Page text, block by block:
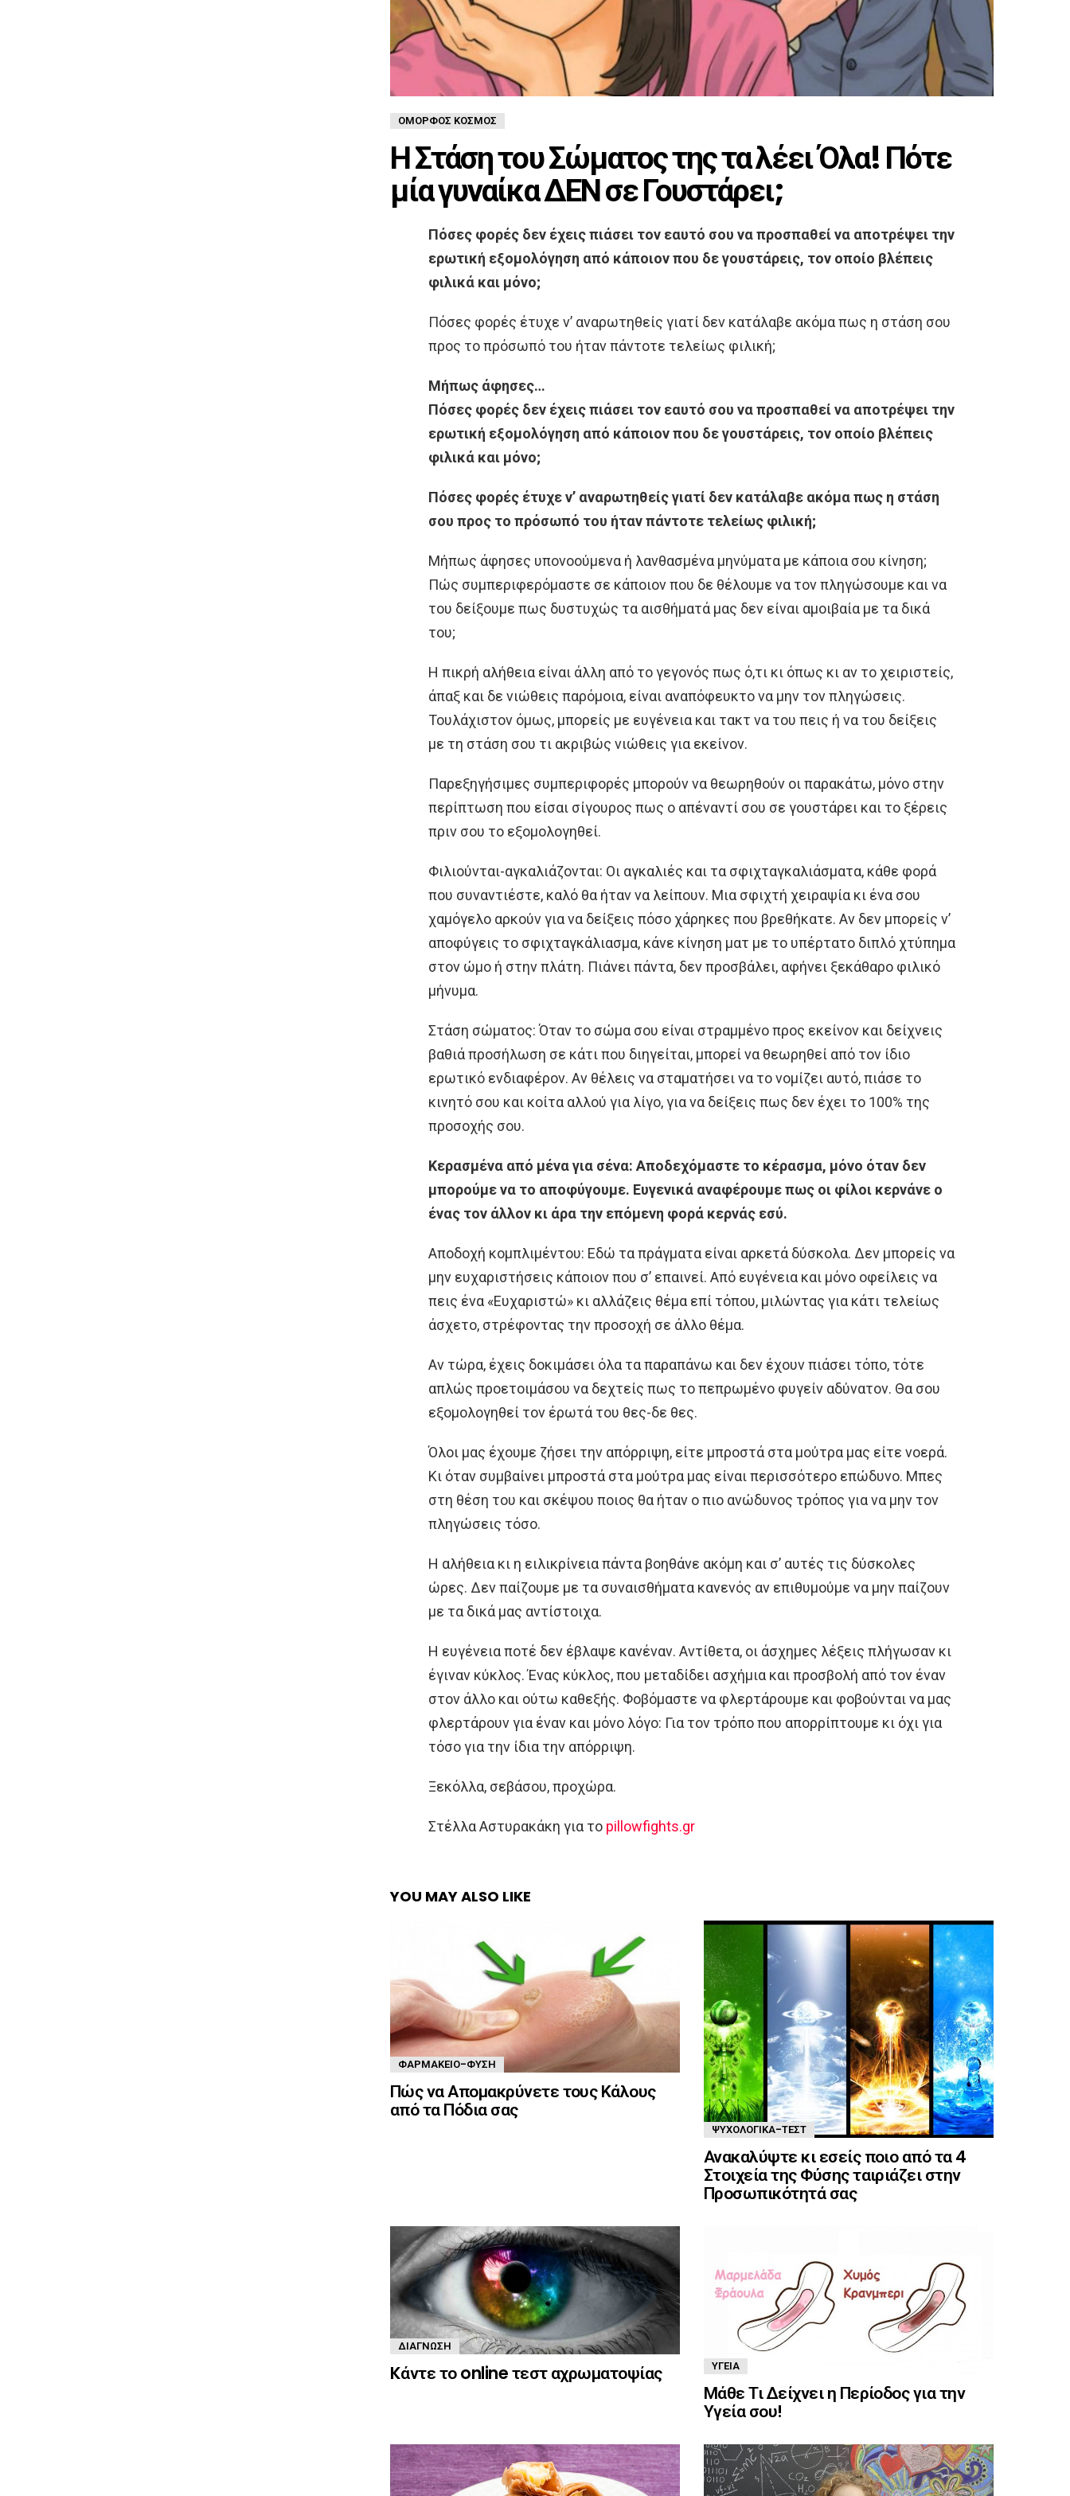
ΌΜΟΡΦΟΣ ΚΌΣΜΟΣ
Η Στάση του Σώματος της τα λέει Όλα! Πότε
μία γυναίκα ΔΕΝ σε Γουστάρει;
Πόσες φορές δεν έχεις πιάσει τον εαυτό σου να προσπαθεί να αποτρέψει την
ερωτική εξομολόγηση από κάποιον που δε γουστάρεις, τον οποίο βλέπεις
φιλικά και μόνο;
Πόσες φορές έτυχε ν’ αναρωτηθείς γιατί δεν κατάλαβε ακόμα πως η στάση σου
προς το πρόσωπό του ήταν πάντοτε τελείως φιλική;
Μήπως άφησες…
Πόσες φορές δεν έχεις πιάσει τον εαυτό σου να προσπαθεί να αποτρέψει την
ερωτική εξομολόγηση από κάποιον που δε γουστάρεις, τον οποίο βλέπεις
φιλικά και μόνο;
Πόσες φορές έτυχε ν’ αναρωτηθείς γιατί δεν κατάλαβε ακόμα πως η στάση
σου προς το πρόσωπό του ήταν πάντοτε τελείως φιλική;
Μήπως άφησες υπονοούμενα ή λανθασμένα μηνύματα με κάποια σου κίνηση;
Πώς συμπεριφερόμαστε σε κάποιον που δε θέλουμε να τον πληγώσουμε και να
του δείξουμε πως δυστυχώς τα αισθήματά μας δεν είναι αμοιβαία με τα δικά
του;
Η πικρή αλήθεια είναι άλλη από το γεγονός πως ό,τι κι όπως κι αν το χειριστείς,
άπαξ και δε νιώθεις παρόμοια, είναι αναπόφευκτο να μην τον πληγώσεις.
Τουλάχιστον όμως, μπορείς με ευγένεια και τακτ να του πεις ή να του δείξεις
με τη στάση σου τι ακριβώς νιώθεις για εκείνον.
Παρεξηγήσιμες συμπεριφορές μπορούν να θεωρηθούν οι παρακάτω, μόνο στην
περίπτωση που είσαι σίγουρος πως ο απέναντί σου σε γουστάρει και το ξέρεις
πριν σου το εξομολογηθεί.
Φιλιούνται-αγκαλιάζονται: Οι αγκαλιές και τα σφιχταγκαλιάσματα, κάθε φορά
που συναντιέστε, καλό θα ήταν να λείπουν. Μια σφιχτή χειραψία κι ένα σου
χαμόγελο αρκούν για να δείξεις πόσο χάρηκες που βρεθήκατε. Αν δεν μπορείς ν’
αποφύγεις το σφιχταγκάλιασμα, κάνε κίνηση ματ με το υπέρτατο διπλό χτύπημα
στον ώμο ή στην πλάτη. Πιάνει πάντα, δεν προσβάλει, αφήνει ξεκάθαρο φιλικό
μήνυμα.
Στάση σώματος: Όταν το σώμα σου είναι στραμμένο προς εκείνον και δείχνεις
βαθιά προσήλωση σε κάτι που διηγείται, μπορεί να θεωρηθεί από τον ίδιο
ερωτικό ενδιαφέρον. Αν θέλεις να σταματήσει να το νομίζει αυτό, πιάσε το
κινητό σου και κοίτα αλλού για λίγο, για να δείξεις πως δεν έχει το 100% της
προσοχής σου.
Κερασμένα από μένα για σένα: Αποδεχόμαστε το κέρασμα, μόνο όταν δεν
μπορούμε να το αποφύγουμε. Ευγενικά αναφέρουμε πως οι φίλοι κερνάνε ο
ένας τον άλλον κι άρα την επόμενη φορά κερνάς εσύ.
Αποδοχή κομπλιμέντου: Εδώ τα πράγματα είναι αρκετά δύσκολα. Δεν μπορείς να
μην ευχαριστήσεις κάποιον που σ’ επαινεί. Από ευγένεια και μόνο οφείλεις να
πεις ένα «Ευχαριστώ» κι αλλάζεις θέμα επί τόπου, μιλώντας για κάτι τελείως
άσχετο, στρέφοντας την προσοχή σε άλλο θέμα.
Αν τώρα, έχεις δοκιμάσει όλα τα παραπάνω και δεν έχουν πιάσει τόπο, τότε
απλώς προετοιμάσου να δεχτείς πως το πεπρωμένο φυγείν αδύνατον. Θα σου
εξομολογηθεί τον έρωτά του θες-δε θες.
Όλοι μας έχουμε ζήσει την απόρριψη, είτε μπροστά στα μούτρα μας είτε νοερά.
Κι όταν συμβαίνει μπροστά στα μούτρα μας είναι περισσότερο επώδυνο. Μπες
στη θέση του και σκέψου ποιος θα ήταν ο πιο ανώδυνος τρόπος για να μην τον
πληγώσεις τόσο.
Η αλήθεια κι η ειλικρίνεια πάντα βοηθάνε ακόμη και σ’ αυτές τις δύσκολες
ώρες. Δεν παίζουμε με τα συναισθήματα κανενός αν επιθυμούμε να μην παίζουν
με τα δικά μας αντίστοιχα.
Η ευγένεια ποτέ δεν έβλαψε κανέναν. Αντίθετα, οι άσχημες λέξεις πλήγωσαν κι
έγιναν κύκλος. Ένας κύκλος, που μεταδίδει ασχήμια και προσβολή από τον έναν
στον άλλο και ούτω καθεξής. Φοβόμαστε να φλερτάρουμε και φοβούνται να μας
φλερτάρουν για έναν και μόνο λόγο: Για τον τρόπο που απορρίπτουμε κι όχι για
τόσο για την ίδια την απόρριψη.
Ξεκόλλα, σεβάσου, προχώρα.
Στέλλα Αστυρακάκη για το pillowfights.gr
YOU MAY ALSO LIKE
ΦΑΡΜΑΚΕΊΟ-ΦΎΣΗ
Πώς να Απομακρύνετε τους Κάλους
από τα Πόδια σας
ΨΥΧΟΛΟΓΙΚΆ-ΤΈΣΤ
Ανακαλύψτε κι εσείς ποιο από τα 4
Στοιχεία της Φύσης ταιριάζει στην
Προσωπικότητά σας
ΔΙΆΓΝΩΣΗ
Kάντε το online τεστ αχρωματοψίας ΥΓΕΊΑ
Μάθε Τι Δείχνει η Περίοδος για την
Υγεία σου!